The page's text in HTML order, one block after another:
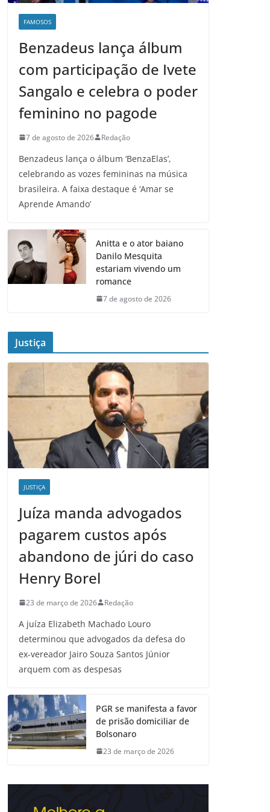
FAMOSOS
Benzadeus lança álbum
com participação de Ivete
Sangalo e celebra o poder
feminino no pagode
7 de agosto de 2026 Redação
Benzadeus lança o álbum ‘BenzaElas’,
celebrando as vozes femininas na música
brasileira. A faixa destaque é ‘Amar se
Aprende Amando’
Anitta e o ator baiano
Danilo Mesquita
estariam vivendo um
romance
7 de agosto de 2026
Justiça
JUSTIÇA
Juíza manda advogados
pagarem custos após
abandono de júri do caso
Henry Borel
23 de março de 2026 Redação
A juíza Elizabeth Machado Louro
determinou que advogados da defesa do
ex-vereador Jairo Souza Santos Júnior
arquem com as despesas
PGR se manifesta a favor
de prisão domiciliar de
Bolsonaro
23 de março de 2026